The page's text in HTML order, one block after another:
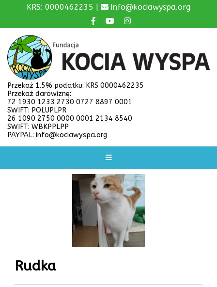
KRS: 0000462235 | info@kociawyspa.org
Przekaż 1.5% podatku: KRS 0000462235
Przekaż darowiznę:
72 1930 1233 2730 0727 8897 0001
SWIFT: POLUPLPR
26 1090 2750 0000 0001 2134 8540
SWIFT: WBKPPLPP
PAYPAL: info@kociawyspa.org
Rudka